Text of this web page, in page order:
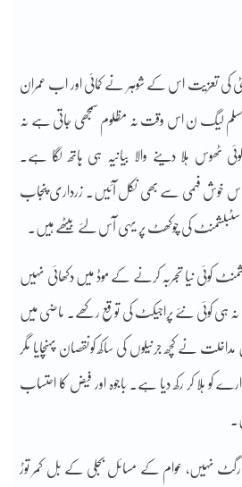
کی تعزیت اس کے شوہر نے کمائی اور اب عمران
لیگ ن اس وقت نہ مظلوم سمجھی جاتی ہے نہ
ہلا دینے والا بیانیہ ہی ہاتھ لگا ہے۔
اس خوش فہمی سے بھی نکل آئیں۔ زرداری پنجاب
کی چوکھٹ پر یہی آس لئے بیٹھے ہیں۔
کوئی نیا تجربہ کرنے کے موڈ میں دکھائی نہیں
ہی کوئی نئے پراجیکٹ کی توقع رکھے۔ ماضی میں
نے کچھ جرنیلوں کی ساکھ کونقصان پہنچایا مگر
کو ہلا کر رکھ دیا ہے۔ باجوہ اور فیض کا احتساب
نہیں، عوام کے مسائل بجلی کے بل کمر توڑ